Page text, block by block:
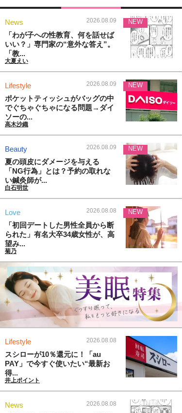
News 2026.08.09
「わが子への性教育、何を話せば
いい？」専門家の“意外な答え”。
「教...
大夏えい
NEW
Lifestyle 2026.08.09
ポケットティッシュがバッグの中
でぐちゃぐちゃになる問題→ダイ
ソーの...
高木沙織
NEW
Beauty 2026.08.09
夏の頭皮にダメージを与える
「NG行為」とは？予約の取れな
い鍼灸師が...
白石明世
NEW
Love 2026.08.08
「初回デートした男性全員から断
られた」有名大卒34歳女性が、高
望み...
菊乃
NEW
Lifestyle 2026.08.08
スシローが10％還元に！「au
PAY」で今すぐ使いたい“最新お
得...
井上ポイント
News 2026.08.08